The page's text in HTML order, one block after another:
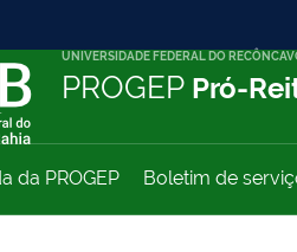
UNIVERSIDADE FEDERAL DO
PROGEP Pró-
da PROGEP Boletim de